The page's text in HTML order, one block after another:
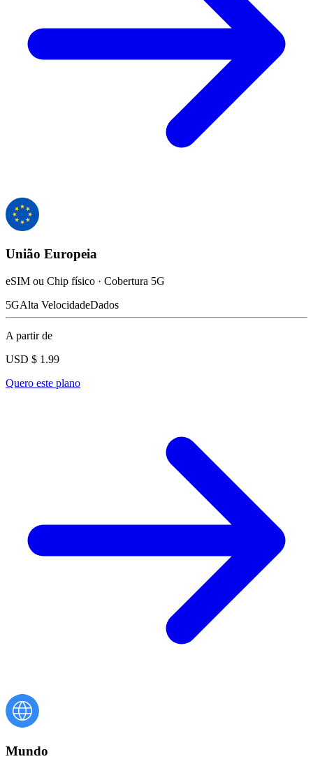
União Europeia
eSIM ou Chip físico · Cobertura 5G
5GAlta VelocidadeDados
A partir de
USD $ 1.99
Quero este plano
Mundo